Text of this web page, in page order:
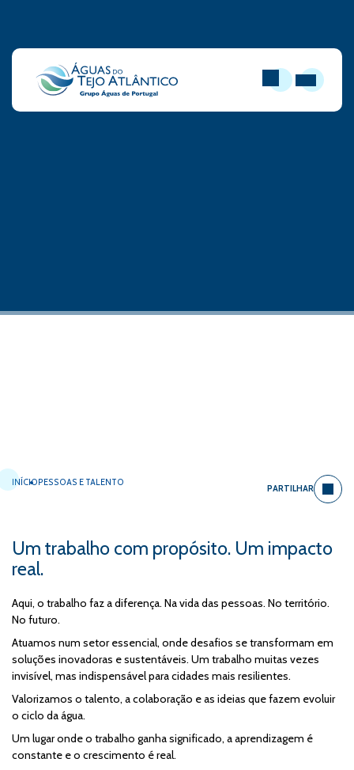
PESQUISAR
ABRIR
INÍCIOPESSOAS E TALENTO
PARTILHAR
Um trabalho com propósito. Um impacto
real.
Aqui, o trabalho faz a diferença. Na vida das pessoas. No território.
No futuro.
Atuamos num setor essencial, onde desafios se transformam em
soluções inovadoras e sustentáveis. Um trabalho muitas vezes
invisível, mas indispensável para cidades mais resilientes.
Valorizamos o talento, a colaboração e as ideias que fazem evoluir
o ciclo da água.
Um lugar onde o trabalho ganha significado, a aprendizagem é
constante e o crescimento é real.